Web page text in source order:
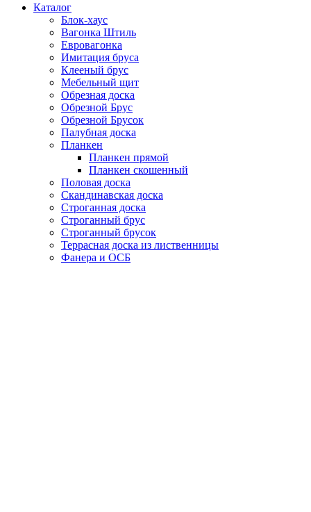
Каталог
Блок-хаус
Вагонка Штиль
Евровагонка
Имитация бруса
Клееный брус
Мебельный щит
Обрезная доска
Обрезной Брус
Обрезной Брусок
Палубная доска
Планкен
Планкен прямой
Планкен скошенный
Половая доска
Скандинавская доска
Строганная доска
Строганный брус
Строганный брусок
Террасная доска из лиственницы
Фанера и ОСБ